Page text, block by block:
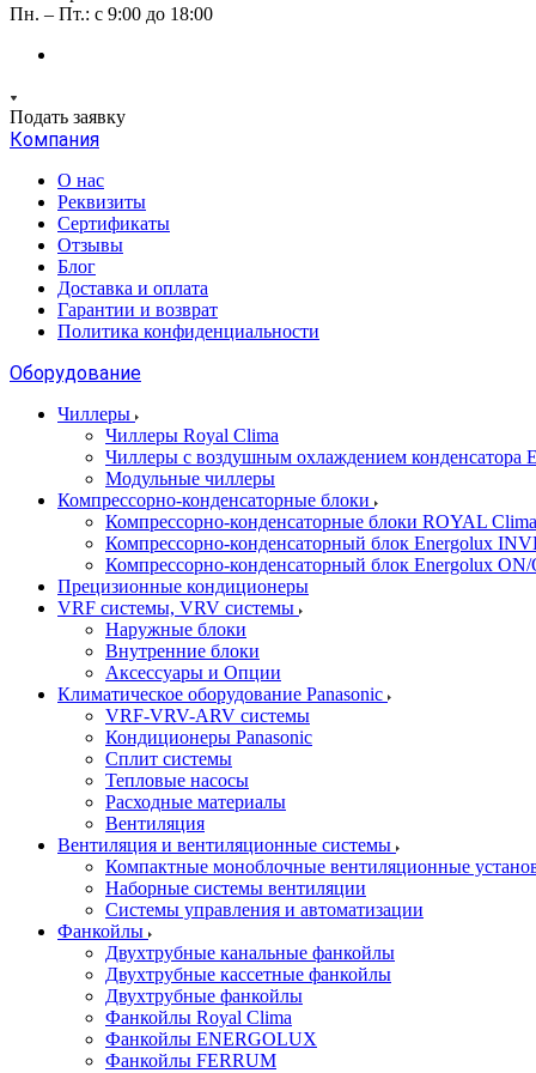
Пн. – Пт.: с 9:00 до 18:00
Подать заявку
Компания
О нас
Реквизиты
Сертификаты
Отзывы
Блог
Доставка и оплата
Гарантии и возврат
Политика конфиденциальности
Оборудование
Чиллеры
Чиллеры Royal Clima
Чиллеры с воздушным охлаждением конденсатора
Модульные чиллеры
Компрессорно-конденсаторные блоки
Компрессорно-конденсаторные блоки ROYAL Clima
Компрессорно-конденсаторный блок Energolux
Компрессорно-конденсаторный блок Energolux ON/
Прецизионные кондиционеры
VRF системы, VRV системы
Наружные блоки
Внутренние блоки
Аксессуары и Опции
Климатическое оборудование Panasonic
VRF-VRV-ARV системы
Кондиционеры Panasonic
Сплит системы
Тепловые насосы
Расходные материалы
Вентиляция
Вентиляция и вентиляционные системы
Компактные моноблочные вентиляционные
Наборные системы вентиляции
Системы управления и автоматизации
Фанкойлы
Двухтрубные канальные фанкойлы
Двухтрубные кассетные фанкойлы
Двухтрубные фанкойлы
Фанкойлы Royal Clima
Фанкойлы ENERGOLUX
Фанкойлы FERRUM